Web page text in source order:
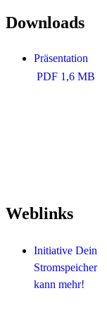
Downloads
Präsentation
PDF 1,6 MB
Weblinks
Initiative Dein
Stromspeicher
kann mehr!